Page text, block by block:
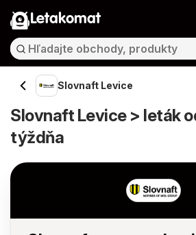
Letakomat
Slovnaft Levice
Slovnaft Levice > leták
týždňa